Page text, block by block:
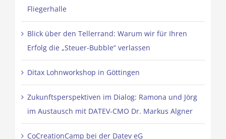
Fliegerhalle
Blick über den Tellerrand: Warum wir für Ihren
Erfolg die „Steuer-Bubble“ verlassen
Ditax Lohnworkshop in Göttingen
Zukunftsperspektiven im Dialog: Ramona und Jörg
im Austausch mit DATEV-CMO Dr. Markus Algner
CoCreationCamp bei der Datev eG